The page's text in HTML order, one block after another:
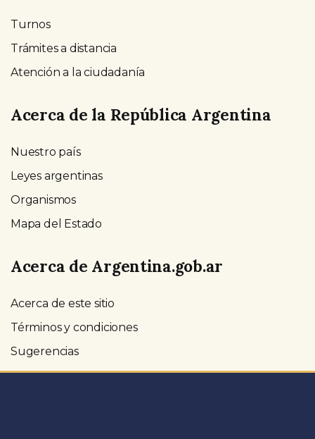
Turnos
Trámites a distancia
Atención a la ciudadanía
Acerca de la República Argentina
Nuestro país
Leyes argentinas
Organismos
Mapa del Estado
Acerca de Argentina.gob.ar
Acerca de este sitio
Términos y condiciones
Sugerencias